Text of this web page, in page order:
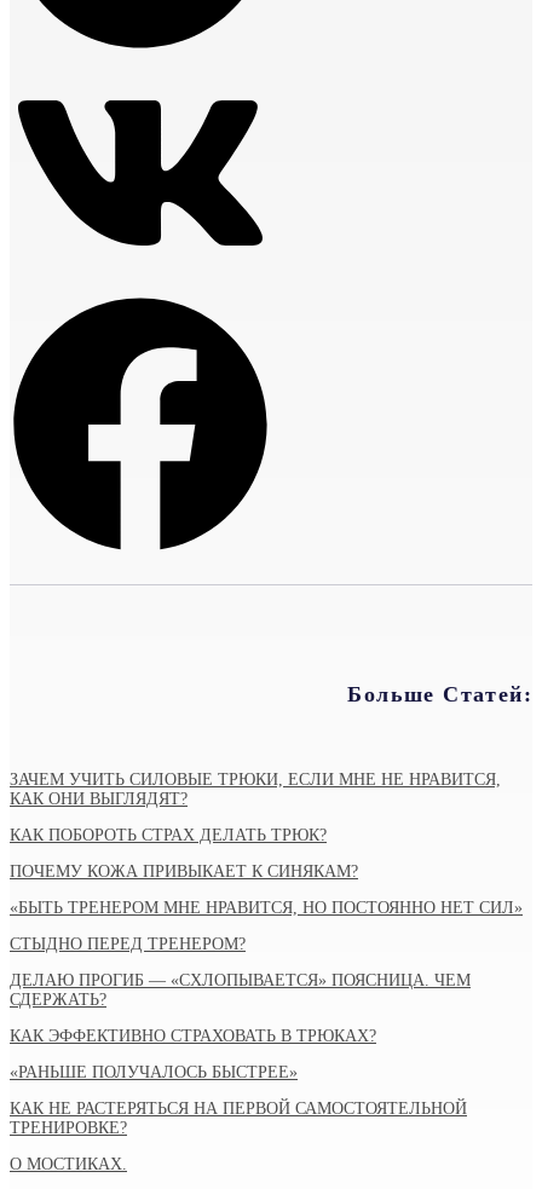
Больше Статей:
ЗАЧЕМ УЧИТЬ СИЛОВЫЕ ТРЮКИ, ЕСЛИ МНЕ НЕ НРАВИТСЯ,
КАК ОНИ ВЫГЛЯДЯТ?
КАК ПОБОРОТЬ СТРАХ ДЕЛАТЬ ТРЮК?
ПОЧЕМУ КОЖА ПРИВЫКАЕТ К СИНЯКАМ?
«БЫТЬ ТРЕНЕРОМ МНЕ НРАВИТСЯ, НО ПОСТОЯННО НЕТ СИЛ»
СТЫДНО ПЕРЕД ТРЕНЕРОМ?
ДЕЛАЮ ПРОГИБ — «СХЛОПЫВАЕТСЯ» ПОЯСНИЦА. ЧЕМ
СДЕРЖАТЬ?
КАК ЭФФЕКТИВНО СТРАХОВАТЬ В ТРЮКАХ?
«РАНЬШЕ ПОЛУЧАЛОСЬ БЫСТРЕЕ»
КАК НЕ РАСТЕРЯТЬСЯ НА ПЕРВОЙ САМОСТОЯТЕЛЬНОЙ
ТРЕНИРОВКЕ?
О МОСТИКАХ.